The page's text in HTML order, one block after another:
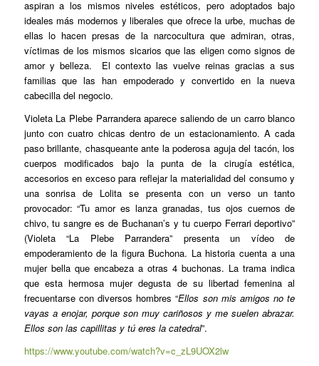
aspiran a los mismos niveles estéticos, pero adoptados bajo
ideales más modernos y liberales que ofrece la urbe, muchas de
ellas lo hacen presas de la narcocultura que admiran, otras,
víctimas de los mismos sicarios que las eligen como signos de
amor y belleza. El contexto las vuelve reinas gracias a sus
familias que las han empoderado y convertido en la nueva
cabecilla del negocio.
Violeta La Plebe Parrandera aparece saliendo de un carro blanco
junto con cuatro chicas dentro de un estacionamiento. A cada
paso brillante, chasqueante ante la poderosa aguja del tacón, los
cuerpos modificados bajo la punta de la cirugía estética,
accesorios en exceso para reflejar la materialidad del consumo y
una sonrisa de Lolita se presenta con un verso un tanto
provocador: “Tu amor es lanza granadas, tus ojos cuernos de
chivo, tu sangre es de Buchanan’s y tu cuerpo Ferrari deportivo”
(Violeta “La Plebe Parrandera” presenta un vídeo de
empoderamiento de la figura Buchona. La historia cuenta a una
mujer bella que encabeza a otras 4 buchonas. La trama indica
que esta hermosa mujer degusta de su libertad femenina al
frecuentarse con diversos hombres “Ellos son mis amigos no te
vayas a enojar, porque son muy cariñosos y me suelen abrazar.
Ellos son las capillitas y tú eres la catedral”.
https://www.youtube.com/watch?v=c_zL9UOX2lw